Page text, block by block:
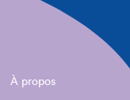
À propos